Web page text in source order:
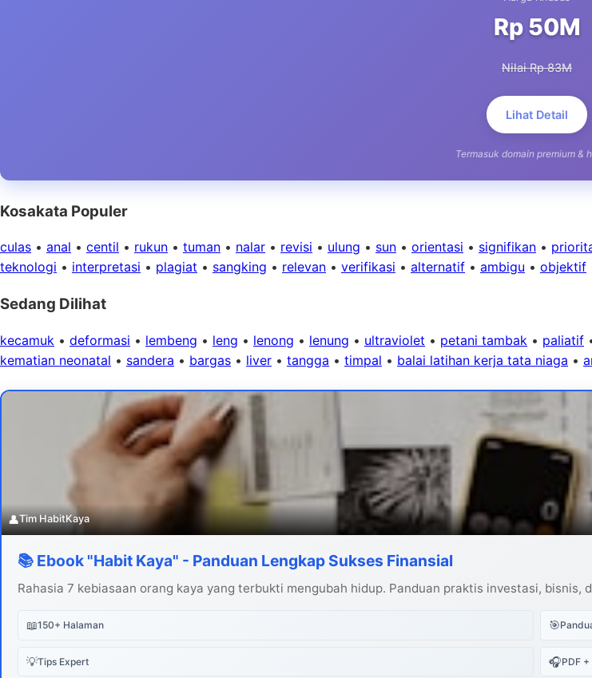
Rp 50M
Nilai Rp 83M
Lihat Detail
Termasuk domain premium &
Kosakata Populer
culas • anal • centil • rukun • tuman • nalar • revisi • ulung • sun • orientasi • signifikan •
teknologi • interpretasi • plagiat • sangking • relevan • verifikasi • alternatif • ambigu • objektif
Sedang Dilihat
kecamuk • deformasi • lembeng • leng • lenong • lenung • ultraviolet • petani tambak • paliatif
kematian neonatal • sandera • bargas • liver • tangga • timpal • balai latihan kerja tata niaga •
👤Tim HabitKaya
📚 Ebook "Habit Kaya" - Panduan Lengkap Sukses Finansial
Rahasia 7 kebiasaan orang kaya yang terbukti mengubah hidup. Panduan praktis investasi, bisnis,
📖150+ Halaman 🎯
💡Tips Expert 🎧PDF